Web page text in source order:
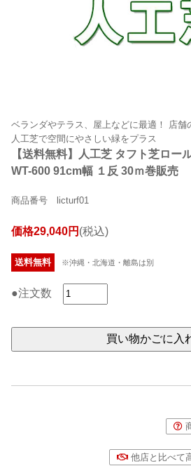
ベランダやテラス、屋上などに最適！ 店舗
人工芝で空間にやさしい緑をプラス
【送料無料】人工芝 タフト芝ロー
WT-600 91cm幅 １反 30ｍ巻販売
商品番号 licturf01
価格29,040円 (税込)
送料無料 ※沖縄・北海道・離島は別
●注文数
他店と比べて